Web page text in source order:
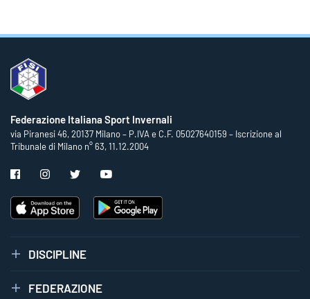
Federazione Italiana Sport Invernali
via Piranesi 46, 20137 Milano – P.IVA e C.F. 05027640159 – Iscrizione al
Tribunale di Milano n° 63, 11.12.2004
DISCIPLINE
FEDERAZIONE